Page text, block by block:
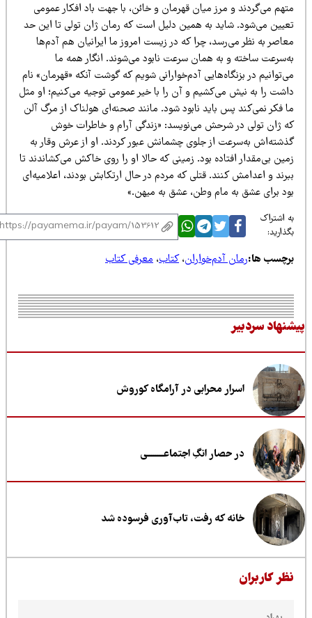
می‌گردند و مرز میان قهرمان و خائن، با جهت باد افکار عمومی
می‌شود. شاید به همین دلیل است که رمان ژان تولی تا این حد
به نظر می‌رسد، چرا که در زیست امروز ما ایرانیان هم آدم‌ها
ساخته و به همان سرعت نابود می‌شوند. انگار همه ما
در بزنگاه‌هایی آدم‌خوارانی شویم که گوشت آنکه «قهرمان» نام
را به نیش می‌کشیم و آن را با خیر عمومی توجیه می‌کنیم؛ او مثل
فکر نمی‌کند پس باید نابود شود. مانند صحنه‌ای هولناک از مرگ آلن
ژان تولی در شرحش می‌نویسد: «زندگی آرام و خاطرات خوش
به‌سرعت از جلوی چشمانش عبور کردند. او از عرش وقار به
بی‌مقدار افتاده بود. زمینی که حالا او را روی خاکش می‌کشاندند تا
و اعدامش کنند. قتلی که مردم در حال ارتکابش بودند، اعلامیه‌ای
برای عشق به مام وطن، عشق به میهن.»
اشتراک
ها:رمان آدم‌خواران،کتاب،معرفی کتاب
سردبیر
اسرار محرابی در آرامگاه کوروش
در حصار انگِ اجتماعــــــــی
خانه که رفت، تاب‌آوری فرسوده شد
کاربران